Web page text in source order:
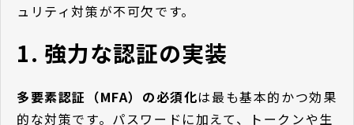
ュリティ対策が不可欠です。
1. 強力な認証の実装
多要素認証（MFA）の必須化は最も基本的かつ効果
的な対策です。パスワードに加えて、トークンや生